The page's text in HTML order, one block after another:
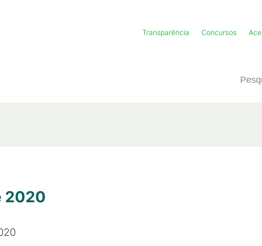
Transparência Concursos
2020